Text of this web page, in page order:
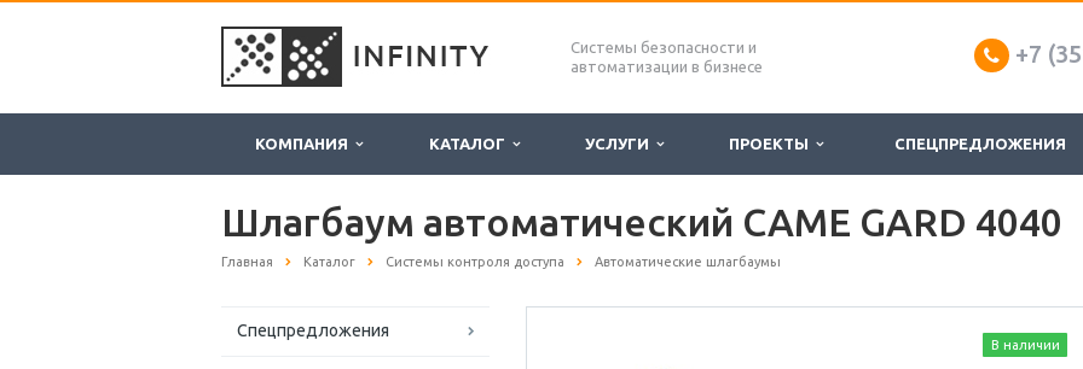
Системы безопасности и
автоматизации в бизнесе
+7
КОМПАНИЯ КАТАЛОГ УСЛУГИ ПРОЕКТЫ СПЕЦПРЕДЛОЖЕНИЯ
Шлагбаум автоматический CAME GARD 4040
Главная Каталог Системы контроля доступа Автоматические шлагбаумы
Спецпредложения
В наличии